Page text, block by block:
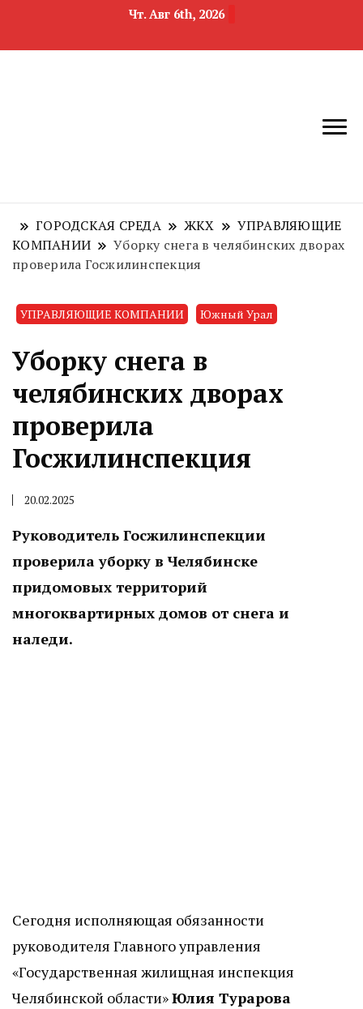
Чт. Авг 6th, 2026
область
недвижимости
ГОРОДСКАЯ СРЕДА ЖКХ
УПРАВЛЯЮЩИЕ
КОМПАНИИ
Уборку снега в челябинских дворах
проверила Госжилинспекция
УПРАВЛЯЮЩИЕ КОМПАНИИ Южный Урал
Уборку снега в
челябинских дворах
проверила
Госжилинспекция
20.02.2025
Руководитель Госжилинспекции
проверила уборку в Челябинске
придомовых территорий
многоквартирных домов от снега и
наледи.
Сегодня исполняющая обязанности
руководителя Главного управления
«Государственная жилищная инспекция
Челябинской области»Юлия Турарова